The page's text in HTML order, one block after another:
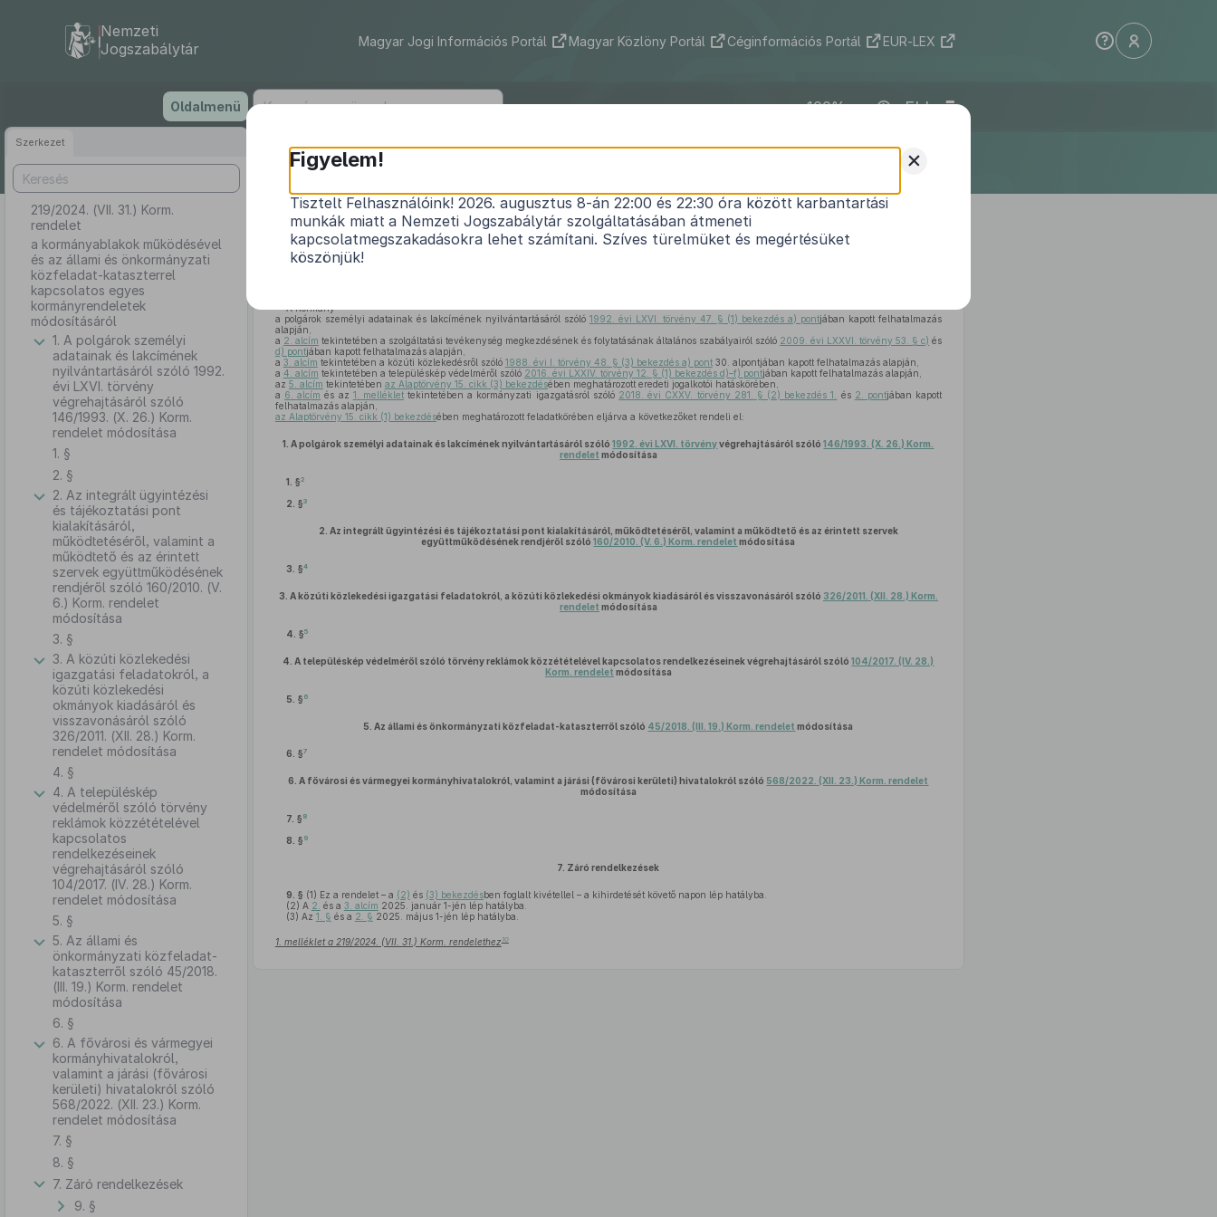
tartalomra
Nemzeti
Jogszabálytár
Magyar Jogi Információs Portál Magyar Közlöny Portál Céginformációs Portál EUR-LEX
Oldalmenü ELI
Szerkezet
219/2024. (VII. 31.) Korm.
rendelet
a kormányablakok működésével
és az állami és önkormányzati
közfeladat-kataszterrel
kapcsolatos egyes
kormányrendeletek
módosításáról
1. A polgárok személyi
adatainak és lakcímének
nyilvántartásáról szóló 1992.
évi LXVI. törvény
végrehajtásáról szóló
146/1993. (X. 26.) Korm.
rendelet módosítása
1. §
2. §
2. Az integrált ügyintézési
és tájékoztatási pont
kialakításáról,
működtetéséről, valamint a
működtető és az érintett
szervek együttműködésének
rendjéről szóló 160/2010. (V.
6.) Korm. rendelet
módosítása
3. §
3. A közúti közlekedési
igazgatási feladatokról, a
közúti közlekedési
okmányok kiadásáról és
visszavonásáról szóló
326/2011. (XII. 28.) Korm.
rendelet módosítása
4. §
4. A településkép
védelméről szóló törvény
reklámok közzétételével
kapcsolatos
rendelkezéseinek
végrehajtásáról szóló
104/2017. (IV. 28.) Korm.
rendelet módosítása
5. §
5. Az állami és
önkormányzati közfeladat-
kataszterről szóló 45/2018.
(III. 19.) Korm. rendelet
módosítása
6. §
6. A fővárosi és vármegyei
kormányhivatalokról,
valamint a járási (fővárosi
kerületi) hivatalokról szóló
568/2022. (XII. 23.) Korm.
rendelet módosítása
7. §
8. §
7. Záró rendelkezések
9. §
219/2024. (VII. 31.) Korm. rendelet
a kormányablakok működésével és az állami és önkormányzati közfeladat-
kataszterrel kapcsolatos egyes kormányrendeletek módosításáról
A Kormány
a polgárok személyi adatainak és lakcímének nyilvántartásáról szóló 1992. évi LXVI. törvény 47. § (1) bekezdés a) pontjában kapott felhatalmazás
alapján,
a 2. alcím tekintetében a szolgáltatási tevékenység megkezdésének és folytatásának általános szabályairól szóló 2009. évi LXXVI. törvény 53. § c) és
d) pontjában kapott felhatalmazás alapján,
a 3. alcím tekintetében a közúti közlekedésről szóló 1988. évi I. törvény 48. § (3) bekezdés a) pont30. alpontjában kapott felhatalmazás alapján,
a 4. alcím tekintetében a településkép védelméről szóló 2016. évi LXXIV. törvény 12. § (1) bekezdés d)–f) pontjában kapott felhatalmazás alapján,
az 5. alcím tekintetében az Alaptörvény 15. cikk (3) bekezdésében meghatározott eredeti jogalkotói hatáskörében,
a 6. alcím és az 1. melléklettekintetében a kormányzati igazgatásról szóló 2018. évi CXXV. törvény 281. § (2) bekezdés 1. és 2. pontjában kapott
felhatalmazás alapján,
az Alaptörvény 15. cikk (1) bekezdésében meghatározott feladatkörében eljárva a következőket rendeli el:
1. A polgárok személyi adatainak és lakcímének nyilvántartásáról szóló1992. évi LXVI. törvényvégrehajtásáról szóló146/1993. (X. 26.) Korm.
rendelet módosítása
1. §2
2. §3
2. Az integrált ügyintézési és tájékoztatási pont kialakításáról, működtetéséről, valamint a működtető és az érintett szervek
együttműködésének rendjéről szóló160/2010. (V. 6.) Korm. rendelet módosítása
3. §4
3. A közúti közlekedési igazgatási feladatokról, a közúti közlekedési okmányok kiadásáról és visszavonásáról szóló 326/2011. (XII. 28.) Korm.
rendelet módosítása
4. §5
4. A településkép védelméről szóló törvény reklámok közzétételével kapcsolatos rendelkezéseinek végrehajtásáról szóló104/2017. (IV. 28.)
Korm. rendelet módosítása
5. § 6
5. Az állami és önkormányzati közfeladat-kataszterről szóló 45/2018. (III. 19.) Korm. rendelet módosítása
6. §7
6. A fővárosi és vármegyei kormányhivatalokról, valamint a járási (fővárosi kerületi) hivatalokról szóló 568/2022. (XII. 23.) Korm. rendelet
módosítása
7. § 8
8. § 9
7. Záró rendelkezések
9. § (1) Ez a rendelet – a (2) és (3) bekezdésben foglalt kivétellel – a kihirdetését követő napon lép hatályba.
(2) A 2. és a 3. alcím 2025. január 1-jén lép hatályba.
(3) Az 1. § és a 2. § 2025. május 1-jén lép hatályba.
1. melléklet a 219/2024. (VII. 31.) Korm. rendelethez 10
+
Figyelem!
Tisztelt Felhasználóink! 2026. augusztus 8-án 22:00 és 22:30 óra között karbantartási
munkák miatt a Nemzeti Jogszabálytár szolgáltatásában átmeneti
kapcsolatmegszakadásokra lehet számítani. Szíves türelmüket és megértésüket
köszönjük!